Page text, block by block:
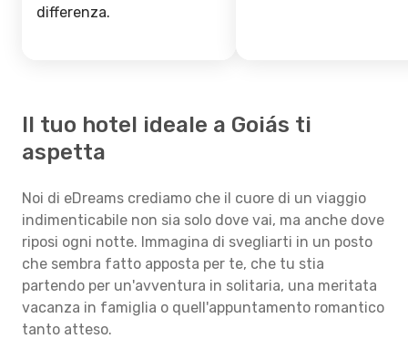
differenza.
Il tuo hotel ideale a Goiás ti
aspetta
Noi di eDreams crediamo che il cuore di un viaggio
indimenticabile non sia solo dove vai, ma anche dove
riposi ogni notte. Immagina di svegliarti in un posto
che sembra fatto apposta per te, che tu stia
partendo per un'avventura in solitaria, una meritata
vacanza in famiglia o quell'appuntamento romantico
tanto atteso.